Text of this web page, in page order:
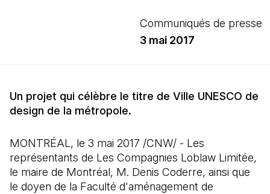
Communiqués de presse
3 mai 2017
Un projet qui célèbre le titre de Ville UNESCO de
design de la métropole.
MONTRÉAL, le 3 mai 2017 /CNW/ - Les
représentants de Les Compagnies Loblaw Limitée,
le maire de Montréal, M. Denis Coderre, ainsi que
le doyen de la Faculté d'aménagement de